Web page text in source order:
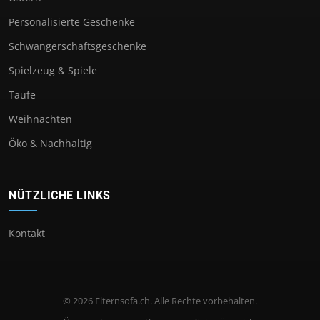
Personalisierte Geschenke
Schwangerschaftsgeschenke
Spielzeug & Spiele
Taufe
Weihnachten
Öko & Nachhaltig
NÜTZLICHE LINKS
Kontakt
© 2026 Elternsofa.ch. Alle Rechte vorbehalten.